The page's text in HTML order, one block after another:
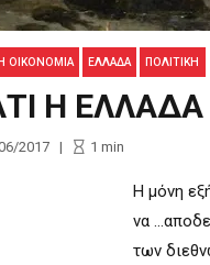
ΟΙΚΟΝΟΜΊΑ ΕΛΛΑΔΑ ΠΟΛΙΤΙΚΉ
Η
2017 1 min
Η μόνη
να
των